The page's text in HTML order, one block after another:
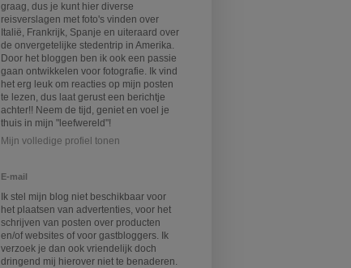
graag, dus je kunt hier diverse
reisverslagen met foto's vinden over
Italië, Frankrijk, Spanje en uiteraard over
de onvergetelijke stedentrip in Amerika.
Door het bloggen ben ik ook een passie
gaan ontwikkelen voor fotografie. Ik vind
het erg leuk om reacties op mijn posten
te lezen, dus laat gerust een berichtje
achter!! Neem de tijd, geniet en voel je
thuis in mijn "leefwereld"!
Mijn volledige profiel tonen
E-mail
k stel mijn blog niet beschikbaar voor
het plaatsen van advertenties, voor het
schrijven van posten over producten
en/of websites of voor gastbloggers. Ik
verzoek je dan ook vriendelijk doch
dringend mij hierover niet te benaderen.